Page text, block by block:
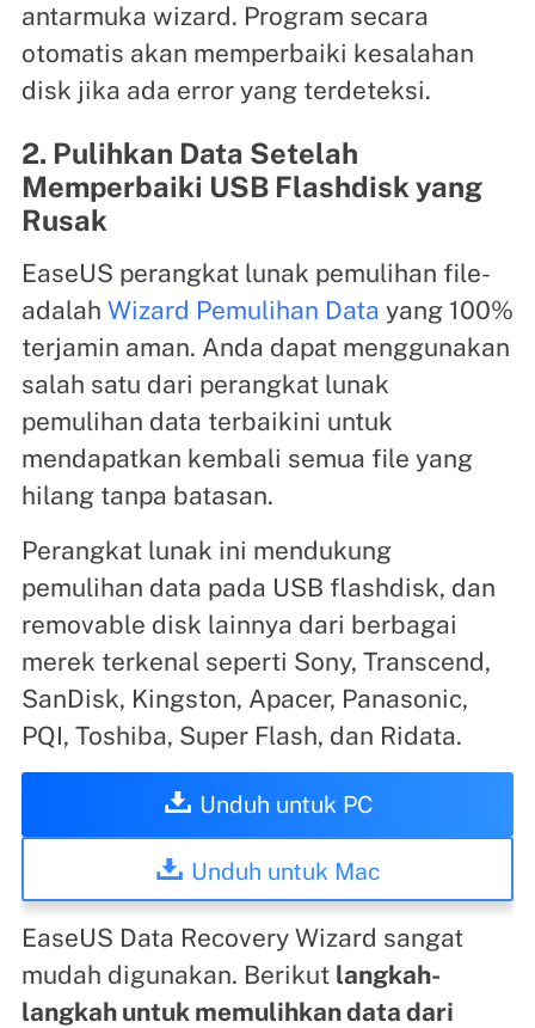
antarmuka wizard. Program secara
otomatis akan memperbaiki kesalahan
disk jika ada error yang terdeteksi.
2. Pulihkan Data Setelah
Memperbaiki USB Flashdisk yang
Rusak
EaseUS perangkat lunak pemulihan file-
adalah Wizard Pemulihan Data yang 100%
terjamin aman. Anda dapat menggunakan
salah satu dari perangkat lunak
pemulihan data terbaikini untuk
mendapatkan kembali semua file yang
hilang tanpa batasan.
Perangkat lunak ini mendukung
pemulihan data pada USB flashdisk, dan
removable disk lainnya dari berbagai
merek terkenal seperti Sony, Transcend,
SanDisk, Kingston, Apacer, Panasonic,
PQI, Toshiba, Super Flash, dan Ridata.
Unduh untuk PC
Unduh untuk Mac
EaseUS Data Recovery Wizard sangat
mudah digunakan. Berikut langkah-
langkah untuk memulihkan data dari